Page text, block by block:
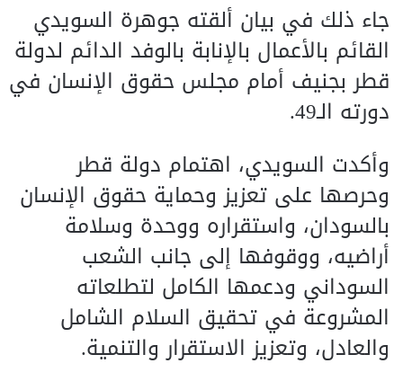
جاء ذلك في بيان ألقته جوهرة السويدي
القائم بالأعمال بالإنابة بالوفد الدائم لدولة
قطر بجنيف أمام مجلس حقوق الإنسان في
دورته الـ49.
وأكدت السويدي، اهتمام دولة قطر
وحرصها على تعزيز وحماية حقوق الإنسان
بالسودان، واستقراره ووحدة وسلامة
أراضيه، ووقوفها إلى جانب الشعب
السوداني ودعمها الكامل لتطلعاته
المشروعة في تحقيق السلام الشامل
والعادل، وتعزيز الاستقرار والتنمية.